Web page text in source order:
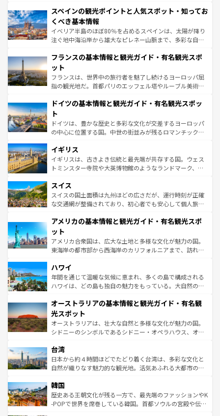
ろん、トスカーナの美しい田園風景やアマルフィ海岸の絶
景など、自然景観も見逃せない。観光の合間には、本場の
ピザやパスタなど、絶品のイタリア料理を堪能することも
できる。朝目覚めてから夜眠るまで、すべての瞬間を楽し
なお、新着のイタリア情報はコンテンツ一覧を参照してほ
しい。
スペインの観光ポイントと人気スポット・知ってお
くべき基本情報
イベリア半島のほぼ80％を占めるスペインは、太陽が降り
注ぐ地中海沿岸から雄大なピレネー山脈まで、多彩な自然
文化が根付くこの国では、情熱的なフラメンコ、熱気あふ
れる闘牛、そして美味しいタパスが生活の一部となってい
る。首都マドリードの洗練された雰囲気や、バルセロナの
アートに溢れた街角から、地方では古代ローマ遺跡や中世
せる。地方によって風土や気候が異なるスペインはその個
ンテンツ一覧 を参照してほしい。
フランスの基本情報と観光ガイド・有名観光スポ
ット
フランスは、世界中の旅行者を魅了し続けるヨーロッパ屈
指の観光地だ。首都パリのエッフェル塔やルーブル美術館
で、幅広い魅力が詰まっている。華麗な宮殿、歴史的な大
聖堂、美しいビーチ、そして豊かな自然が、訪れる者を心
から魅了する。また、フランスは美食の国としても知ら
れ、フランス料理はユネスコ無形文化遺産にも登録されて
香り高いラベンダー畑など、多彩な楽しみ方が可能だ。さ
らに、パリ以外の地域にも魅力が溢れており、どの街角に
も豊かな歴史と文化が息づいている。パリ以外の個性あふ
を参照してほしい。
ドイツの基本情報と観光ガイド・有名観光スポッ
ト
ドイツは、豊かな歴史と多彩な文化が交差するヨーロッパ
の中心に位置する国。中世の街並みが残るロマンチック街
顔を持つこの国は、どこを歩いても飽きることがない。ベ
ルリンの文化的活気、バイエルン州のアルプスの絶景、そ
してライン川沿いのワイン畑といった風景は必見。ビール
は、お酒好きな人にはぜひ体験してほしい。 なお、新着の
ドイツ情報はコンテンツ一覧を参照してほしい。
イギリス
イギリスは、古きよき伝統と最先端が共存する国。ウェス
トミンスター寺院や大英博物館のようなランドマーク、歴
リアごとに異なる魅力がある。また、優雅なアフタヌーン
ティー、ビール好きにはたまらない英国パブ、サッカー観
戦など、本場だからこそできる体験も豊富。イギリスを旅
ンツ一覧を参照してほしい。
スイス
スイスの国土面積は九州ほどの広さだが、運行時刻が正確
な交通網が整備されており、初心者でも安心して個人旅行
の建物がそのまま残る町や、スイスならではのユニークな
博物館もあり、アルプス観光だけでなく町歩きも満喫する
ことができる。国民の所得が高いため物価も高いが、旅行
者向けの交通パス提供のサービスもあり、うまく活用すれ
着のスイス情報は
アメリカの基本情報と観光ガイド・有名観光スポ
ット
アメリカ合衆国は、広大な土地と多様な文化が魅力の国。
東海岸の都市部から西海岸のカリフォルニアまで、訪れる
のような巨大都市は、観光、ショッピング、エンターテイ
ンメントが詰まった刺激的なスポットだ。一方、アメリカ
西部には大自然が広がり、グランドキャニオンやイエロー
部のニューオーリンズでは、音楽と美食が融合した独特の
文化が魅力。旅行者はアメリカの各地域で異なる魅力を楽
しみながら、その多様性と豊かな歴史を感じることができ
るだろう。車でのロードトリップや列車の旅も、アメリカ
情報は
ハワイ
年間を通じて温暖な気候に恵まれ、多くの島で構成される
ハワイは、どの島も独自の魅力をもっている。大自然の神
ワイ島は見逃せない。また、定番の観光地といえばオアフ
島だが、静かな自然を求めるならマウイ島やカウアイ島が
おすすめ。エメラルドグリーンに輝く海をはじめ、豊かな
文化や歴史が息づいている。「アロハスピリット」と呼ば
人々、おいしいローカルフードやハワイアンミュージッ
ク、伝統的なフラダンスなど、すべてがハワイの魅力を彩
っている。訪れるたびに新しい発見と感動が待っているハ
はコンテンツ一覧
オーストラリアの基本情報と観光ガイド・有名観
光スポット
オーストラリアは、壮大な自然と多様な文化が魅力の国。
シドニーのシンボルであるシドニー・オペラハウス、オー
リアリーフや大陸中央部にそびえるウルル（エアーズロッ
ク）、タスマニアの美しい原生林やケアンズの熱帯雨林な
ど、見どころがたくさん。また、カフェやワイン、オージ
いる。アクティビティも充実しており、サーフィンやダイ
ビング、ハイキングなど、アウトドア好きにはたまらな
い。オーストラリアの多彩な魅力を存分に味わいつくそ
台湾
日本から約４時間ほどでたどり着く台湾は、多彩な文化と
自然が織りなす魅力的な観光地。活気あふれる大都市の台
ン）、静ひつな山岳地帯である台湾東部など、都市の喧騒
と山間の静けさが共存しており、訪れる人に新しい発見と
驚きをもたらしてくれる。また、奥深い台湾の食文化も魅
韓国
歴史ある王朝文化が残る一方で、最先端のファッションやK
-POPで世界を席巻している韓国。首都ソウルの宮殿や伝統